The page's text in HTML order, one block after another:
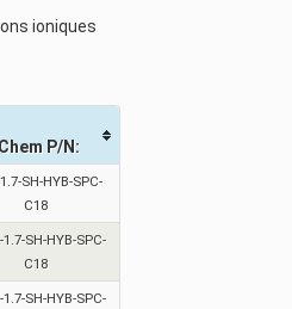
ioniques
P/N:
SH-HYB-SPC-
C18
1.7-SH-HYB-SPC-
C18
1.7-SH-HYB-SPC-